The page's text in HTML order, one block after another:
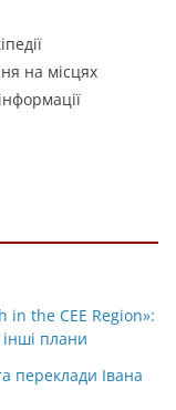
на місцях
in the CEE Region»:
плани
переклади Івана